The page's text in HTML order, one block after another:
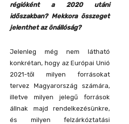
régióként a 2020 utáni
időszakban? Mekkora összeget
jelenthet az önállóság?
Jelenleg még nem látható
konkrétan, hogy az Európai Unió
2021-től milyen forrásokat
tervez Magyarország számára,
illetve milyen jelegű források
állnak majd rendelkezésünkre,
és milyen felzárkóztatási